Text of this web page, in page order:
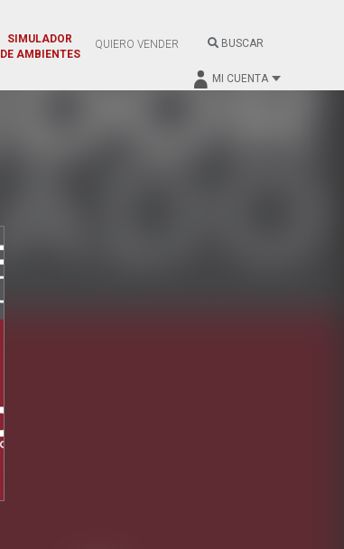
SIMULADOR
DE AMBIENTES
QUIERO VENDER BUSCAR
MI CUENTA